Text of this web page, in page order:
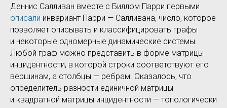
Деннис Салливан вместе с Биллом Парри первыми
описали инвариант Парри — Салливана, число, которое
позволяет описывать и классифицировать графы
и некоторые одномерные динамические системы.
Любой граф можно представить в форме матрицы
инцидентности, в которой строки соответствуют его
вершинам, а столбцы — ребрам. Оказалось, что
определитель разности единичной матрицы
и квадратной матрицы инцидентности — топологически